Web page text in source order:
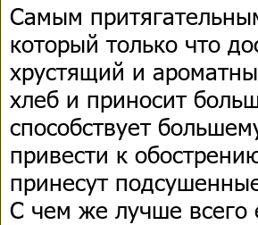
Самым
который только что
хрустящий и
хлеб и приносит
способствует
привести к
принесут
С чем же лучше всего